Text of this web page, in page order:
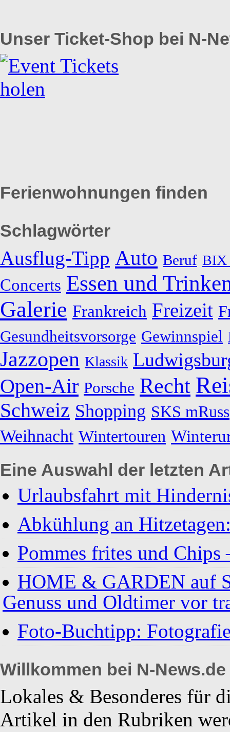
Unser Ticket-Shop bei N-
Ferienwohnungen finden
Schlagwörter
Ausflug-Tipp Auto Beruf BIX
Concerts Essen und
Galerie Frankreich Freizeit
Gesundheitsvorsorge Gewinnspiel
Jazzopen Klassik
Open-Air Porsche Recht
Schweiz Shopping SKS mRuss
Weihnacht Wintertouren
Eine Auswahl der letzten
Urlaubsfahrt mit
Abkühlung an
Pommes frites und Chips
HOME & GARDEN auf
Genuss und Oldtimer vor
Foto-Buchtipp:
Willkommen bei N-News.de
Lokales & Besonderes für
Artikel in den Rubriken